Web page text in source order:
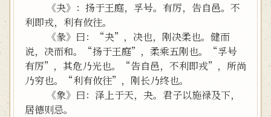
《夬》：扬于王庭，孚号。有厉，告自邑。不
利即戎，利有攸往。
《彖》曰：“夬”，决也，刚决柔也。健而
说，决而和。“扬于王庭”，柔乘五刚也。“孚号
有厉”，其危乃光也。“告自邑，不利即戎”，所尚
乃穷也。“利有攸往”，刚长乃终也。
《象》曰：泽上于天，夬。君子以施禄及下，
居德则忌。